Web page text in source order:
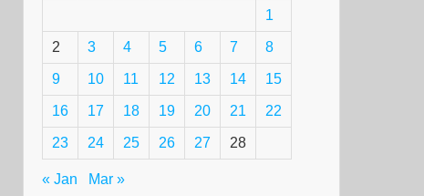
1
2 3 4 5 6 7 8
9 10 11 12 13 14 15
16 17 18 19 20 21 22
23 24 25 26 27 28
« Jan Mar »